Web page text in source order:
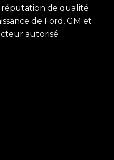
de qualité
de Ford, GM et
autorisé.